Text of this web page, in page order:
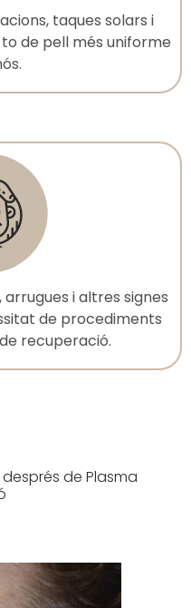
taques solars i
de pell més uniforme
i altres signes
de procediments
recuperació.
de Plasma